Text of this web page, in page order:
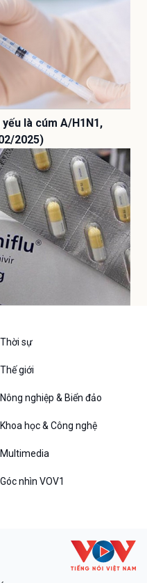
là cúm A/H1N1,
2025)
Thời sự
Thế giới
Nông nghiệp & Biển đảo
Khoa học & Công nghệ
Multimedia
Góc nhìn VOV1